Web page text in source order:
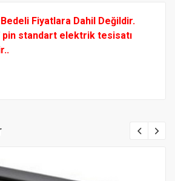
Fiyatlara Dahil Değildir.
standart elektrik tesisatı